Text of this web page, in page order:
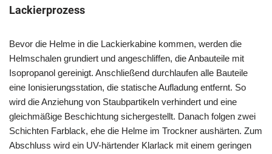
Lackierprozess
Bevor die Helme in die Lackierkabine kommen, werden die
Helmschalen grundiert und angeschliffen, die Anbauteile mit
Isopropanol gereinigt. Anschließend durchlaufen alle Bauteile
eine Ionisierungsstation, die statische Aufladung entfernt. So
wird die Anziehung von Staubpartikeln verhindert und eine
gleichmäßige Beschichtung sichergestellt. Danach folgen zwei
Schichten Farblack, ehe die Helme im Trockner aushärten. Zum
Abschluss wird ein UV-härtender Klarlack mit einem geringen